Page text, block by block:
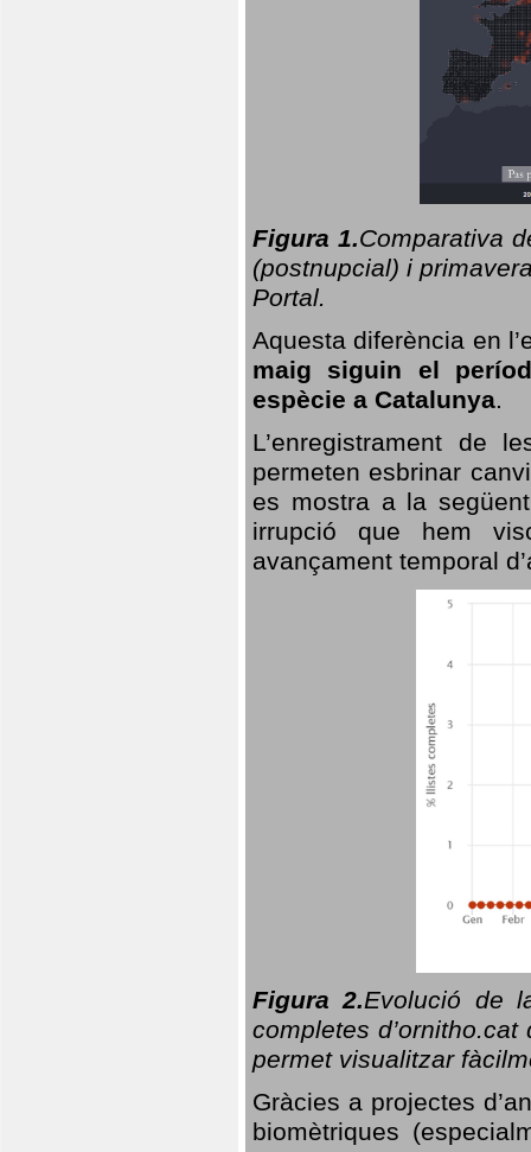
Figura 1.Comparativa
(postnupcial) i
Portal.
Aquesta diferència en
maig siguin el
espècie a Catalunya.
L’enregistrament de
permeten esbrinar
es mostra a la
irrupció que hem
avançament temporal
Figura 2.Evolució de
completes
permet visualitzar
Gràcies a projectes
biomètriques